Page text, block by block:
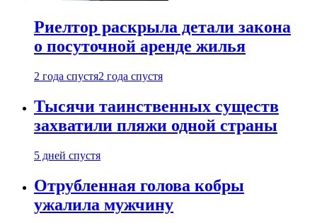
Риелтор раскрыла детали закона
о посуточной аренде жилья
2 года спустя2 года спустя
Тысячи таинственных существ
захватили пляжи одной страны
5 дней спустя
Отрубленная голова кобры
ужалила мужчину